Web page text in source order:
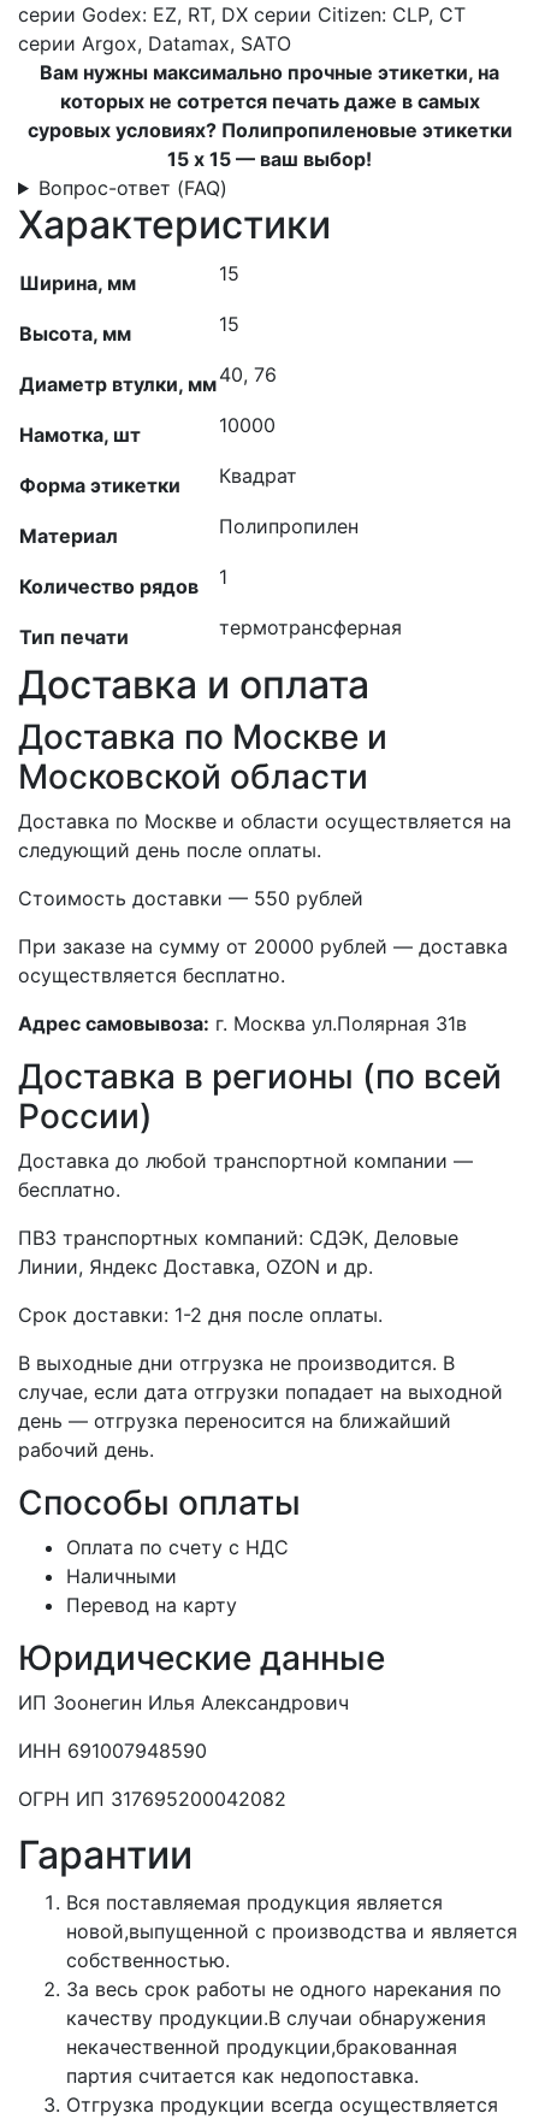
серии Godex: EZ, RT, DX серии Citizen: CLP, CT
серии Argox, Datamax, SATO
Вам нужны максимально прочные этикетки, на
которых не сотрется печать даже в самых
суровых условиях? Полипропиленовые этикетки
15 x 15 — ваш выбор!
Вопрос-ответ (FAQ)
Характеристики
Ширина, мм 15
Высота, мм 15
Диаметр втулки, мм40, 76
Намотка, шт 10000
Форма этикетки Квадрат
Материал Полипропилен
Количество рядов 1
Тип печати термотрансферная
Доставка и оплата
Доставка по Москве и
Московской области
Доставка по Москве и области осуществляется на
следующий день после оплаты.
Стоимость доставки — 550 рублей
При заказе на сумму от 20000 рублей — доставка
осуществляется бесплатно.
Адрес самовывоза: г. Москва ул.Полярная 31в
Доставка в регионы (по всей
России)
Доставка до любой транспортной компании —
бесплатно.
ПВЗ транспортных компаний: СДЭК, Деловые
Линии, Яндекс Доставка, OZON и др.
Срок доставки: 1-2 дня после оплаты.
В выходные дни отгрузка не производится. В
случае, если дата отгрузки попадает на выходной
день — отгрузка переносится на ближайший
рабочий день.
Способы оплаты
Оплата по счету с НДС
Наличными
Перевод на карту
Юридические данные
ИП Зоонегин Илья Александрович
ИНН 691007948590
ОГРН ИП 317695200042082
Гарантии
Вся поставляемая продукция является
новой,выпущенной с производства и является
собственностью.
За весь срок работы не одного нарекания по
качеству продукции.В случаи обнаружения
некачественной продукции,бракованная
партия считается как недопоставка.
Отгрузка продукции всегда осуществляется